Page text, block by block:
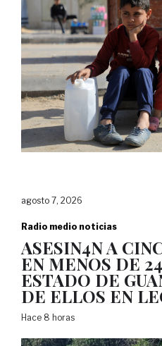
agosto 7, 2026
Radio medio noticias
ASESIN4N A
EN MENOS DE
ESTADO DE
DE ELLOS EN
Hace 8 horas